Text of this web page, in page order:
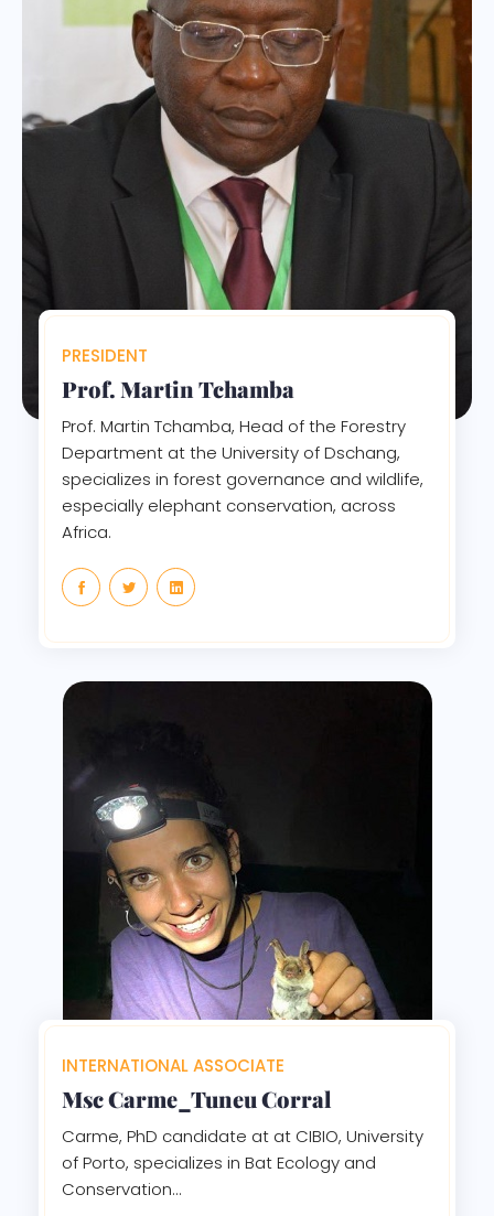
PRESIDENT
Prof. Martin Tchamba
Prof. Martin Tchamba, Head of the Forestry
Department at the University of Dschang,
specializes in forest governance and wildlife,
especially elephant conservation, across
Africa.
INTERNATIONAL ASSOCIATE
Msc Carme_Tuneu Corral
Carme, PhD candidate at at CIBIO, University
of Porto, specializes in Bat Ecology and
Conservation...